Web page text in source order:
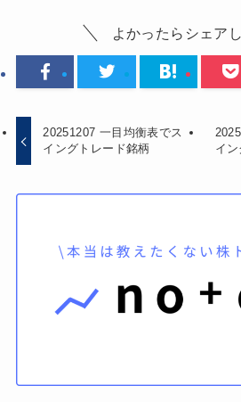
よかったらシェア
20251207 一目均衡表でス
イングトレード銘柄
イ